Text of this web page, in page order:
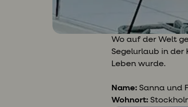
Wo auf der Welt
Segelurlaub in der
Leben wurde.
Name:Sanna und
Wohnort: